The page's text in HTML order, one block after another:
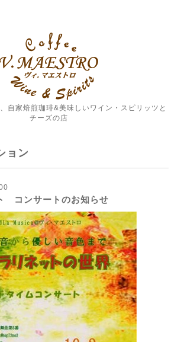
自家焙煎珈琲&美味しいワイン・スピリッツと
チーズの店
ョン
コンサートのお知らせ